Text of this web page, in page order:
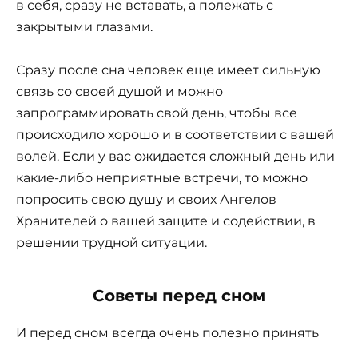
в себя, сразу не вставать, а полежать с
закрытыми глазами.
Сразу после сна человек еще имеет сильную
связь со своей душой и можно
запрограммировать свой день, чтобы все
происходило хорошо и в соответствии с вашей
волей. Если у вас ожидается сложный день или
какие-либо неприятные встречи, то можно
попросить свою душу и своих Ангелов
Хранителей о вашей защите и содействии, в
решении трудной ситуации.
Советы перед сном
И перед сном всегда очень полезно принять